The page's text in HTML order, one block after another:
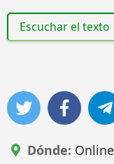
Escuchar el texto
Dónde: Online